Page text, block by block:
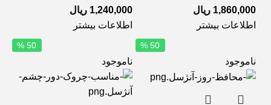
1,860,000 ریال
اطلاعات بیشتر
1,240,000 ریال
اطلاعات بیشتر
ناموجود
50 %
ناموجود
50 %